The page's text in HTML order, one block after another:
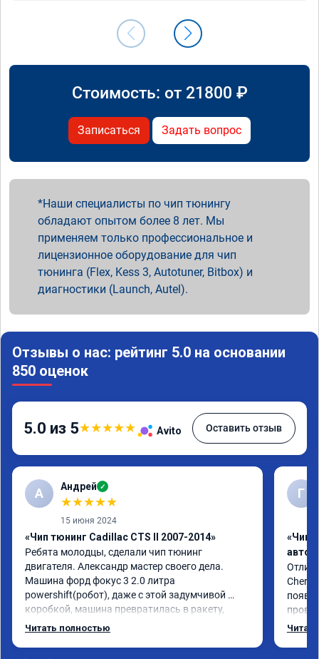
Стоимость: от 21800 ₽
Записаться Задать вопрос
Наши специалисты по чип тюнингу
обладают опытом более 8 лет. Мы
применяем только профессиональное и
лицензионное оборудование для чип
тюнинга (Flex, Kess 3, Autotuner, Bitbox) и
диагностики (Launch, Autel).
Отзывы о нас: рейтинг 5.0 на основании
850 оценок
5.0 из 5★★★★★ Avito Оставить отзыв
А Андрей ✓
★★★★★
15 июня 2024
«Чип тюнинг Cadillac CTS II 2007-2014»
Ребята молодцы, сделали чип тюнинг
двигателя. Александр мастер своего дела.
Машина форд фокус 3 2.0 литра
powershift(робот), даже с этой задумчивой
коробкой, машина превратилась в ракету,
даже страшно от такого ускорения, динамика
Читать полностью
Г
«Чип
Chery